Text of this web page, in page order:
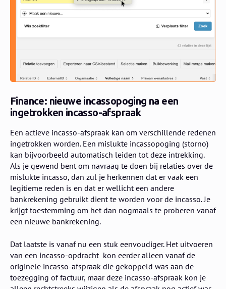
Finance: nieuwe incassopoging na een
ingetrokken incasso-afspraak
Een actieve incasso-afspraak kan om verschillende redenen
ingetrokken worden. Een mislukte incassopoging (storno)
kan bijvoorbeeld automatisch leiden tot deze intrekking.
Als je gewend bent om navraag te doen bij relaties over de
mislukte incasso, dan zul je herkennen dat er vaak een
legitieme reden is en dat er wellicht een andere
bankrekening gebruikt dient te worden voor de incasso. Je
krijgt toestemming om het dan nogmaals te proberen vanaf
een nieuwe bankrekening.
Dat laatste is vanaf nu een stuk eenvoudiger. Het uitvoeren
van een incasso-opdracht kon eerder alleen vanaf de
originele incasso-afspraak die gekoppeld was aan de
toezegging of factuur, maar deze incasso-afspraak kon je